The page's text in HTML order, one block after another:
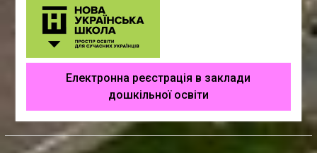
Електронна реєстрація в заклади
дошкільної освіти